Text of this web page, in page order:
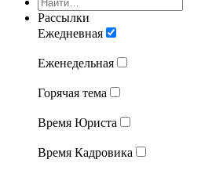
Рассылки
Ежедневная
Еженедельная
Горячая тема
Время Юриста
Время Кадровика